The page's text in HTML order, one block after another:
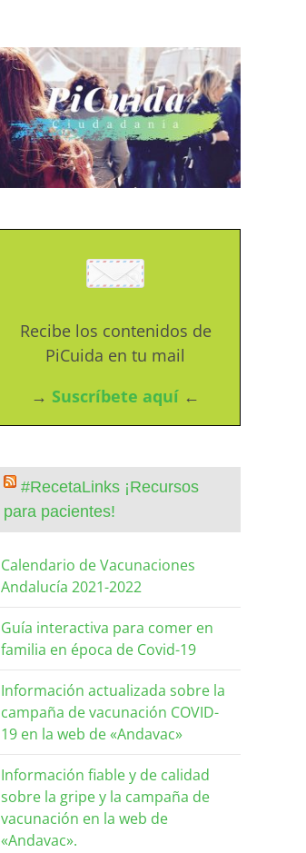
Recibe los contenidos de
PiCuida en tu mail
→ Suscríbete aquí ←
#RecetaLinks ¡Recursos
para pacientes!
Calendario de Vacunaciones
Andalucía 2021-2022
Guía interactiva para comer en
familia en época de Covid-19
Información actualizada sobre la
campaña de vacunación COVID-
19 en la web de «Andavac»
Información fiable y de calidad
sobre la gripe y la campaña de
vacunación en la web de
«Andavac».